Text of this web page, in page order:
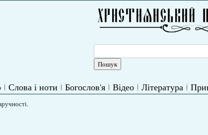
Слова і ноти Богослов'я Відео Література